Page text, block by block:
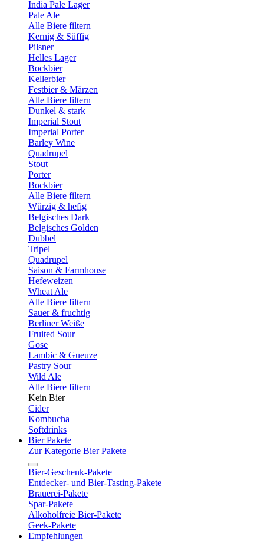
India Pale Lager
Pale Ale
Alle Biere filtern
Kernig & Süffig
Pilsner
Helles Lager
Bockbier
Kellerbier
Festbier & Märzen
Alle Biere filtern
Dunkel & stark
Imperial Stout
Imperial Porter
Barley Wine
Quadrupel
Stout
Porter
Bockbier
Alle Biere filtern
Würzig & hefig
Belgisches Dark
Belgisches Golden
Dubbel
Tripel
Quadrupel
Saison & Farmhouse
Hefeweizen
Wheat Ale
Alle Biere filtern
Sauer & fruchtig
Berliner Weiße
Fruited Sour
Gose
Lambic & Gueuze
Pastry Sour
Wild Ale
Alle Biere filtern
Kein Bier
Cider
Kombucha
Softdrinks
Bier Pakete
Zur Kategorie Bier Pakete
Bier-Geschenk-Pakete
Entdecker- und Bier-Tasting-Pakete
Brauerei-Pakete
Spar-Pakete
Alkoholfreie Bier-Pakete
Geek-Pakete
Empfehlungen